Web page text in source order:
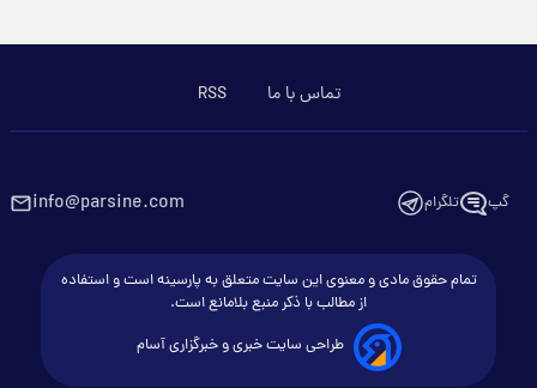
تماس با ما RSS
گپ تلگرام info@parsine.com
تمام حقوق مادی و معنوی این سایت متعلق به پارسینه است و استفاده
از مطالب با ذکر منبع بلامانع است.
طراحی سایت خبری و خبرگزاری آسام